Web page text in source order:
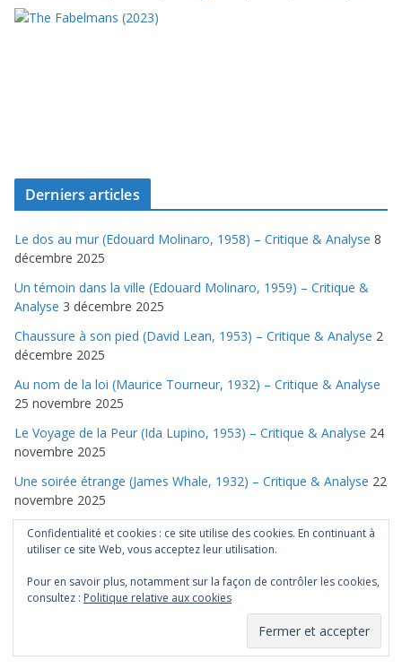
Derniers articles
Le dos au mur (Edouard Molinaro, 1958) – Critique & Analyse 8
décembre 2025
Un témoin dans la ville (Edouard Molinaro, 1959) – Critique &
Analyse 3 décembre 2025
Chaussure à son pied (David Lean, 1953) – Critique & Analyse 2
décembre 2025
Au nom de la loi (Maurice Tourneur, 1932) – Critique & Analyse
25 novembre 2025
Le Voyage de la Peur (Ida Lupino, 1953) – Critique & Analyse 24
novembre 2025
Une soirée étrange (James Whale, 1932) – Critique & Analyse 22
novembre 2025
Les 39 Marches (Alfred Hitchcock, 1935) – Critique & Analyse 19
novembre 2025
Riddick (David Twohy, 2013) – Critique & Analyse 24 septembre
2025
Les Chroniques de Riddick (David Twohy, 2004) – Critique &
Confidentialité et cookies : ce site utilise des cookies. En continuant à
utiliser ce site Web, vous acceptez leur utilisation.
Pour en savoir plus, notamment sur la façon de contrôler les cookies,
consultez : Politique relative aux cookies